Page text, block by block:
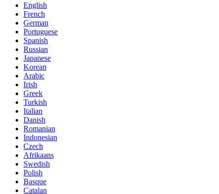
English
French
German
Portuguese
Spanish
Russian
Japanese
Korean
Arabic
Irish
Greek
Turkish
Italian
Danish
Romanian
Indonesian
Czech
Afrikaans
Swedish
Polish
Basque
Catalan